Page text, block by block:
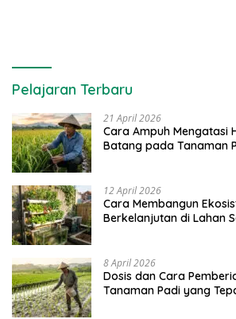
Pelajaran Terbaru
21 April 2026
Cara Ampuh Mengatasi
Batang pada Tanaman
12 April 2026
Cara Membangun
Berkelanjutan di Lahan
8 April 2026
Dosis dan Cara
Tanaman Padi yang